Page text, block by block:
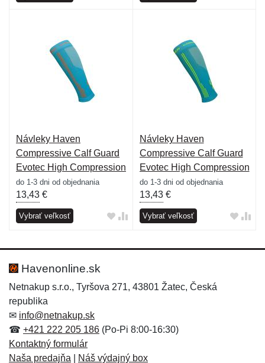
Návleky Haven
Compressive Calf Guard
Evotec High Compression
- modré-oranžové
do 1-3 dni od objednania
13,43 €
Vybrať veľkosť
Návleky Haven
Compressive Calf Guard
Evotec High Compression
- modré-žlté
do 1-3 dni od objednania
13,43€
Vybrať veľkosť
Havenonline.sk
Netnakup s.r.o., Tyršova 271, 43801 Žatec, Česká
republika
✉ info@netnakup.sk
☎ +421 222 205 186 (Po-Pi 8:00-16:30)
Kontaktný formulár
Naša predajňa
Náš výdajný box